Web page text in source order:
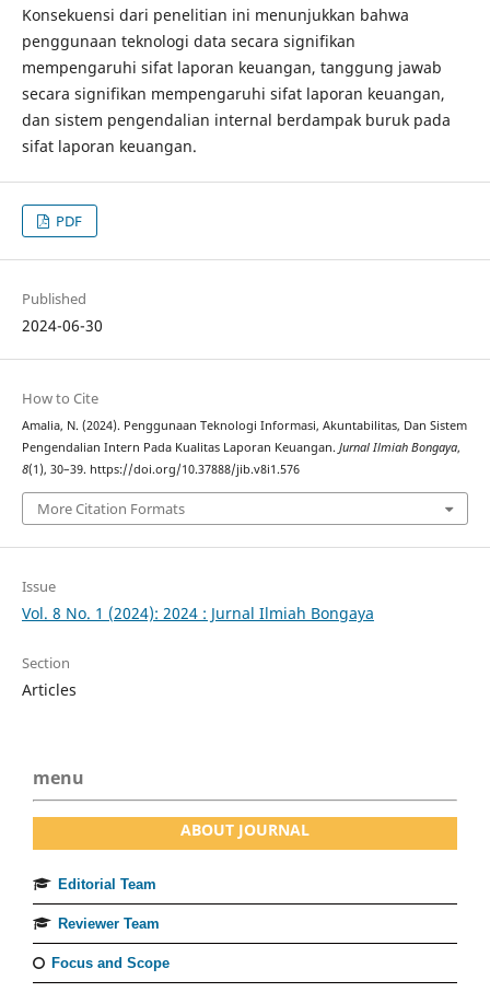
Konsekuensi dari penelitian ini menunjukkan bahwa
penggunaan teknologi data secara signifikan
mempengaruhi sifat laporan keuangan, tanggung jawab
secara signifikan mempengaruhi sifat laporan keuangan,
dan sistem pengendalian internal berdampak buruk pada
sifat laporan keuangan.
PDF
Published
2024-06-30
How to Cite
Amalia, N. (2024). Penggunaan Teknologi Informasi, Akuntabilitas, Dan Sistem
Pengendalian Intern Pada Kualitas Laporan Keuangan. Jurnal Ilmiah Bongaya,
8(1), 30–39. https://doi.org/10.37888/jib.v8i1.576
More Citation Formats
Issue
Vol. 8 No. 1 (2024): 2024 : Jurnal Ilmiah Bongaya
Section
Articles
menu
ABOUT JOURNAL
Editorial Team
Reviewer Team
Focus and Scope